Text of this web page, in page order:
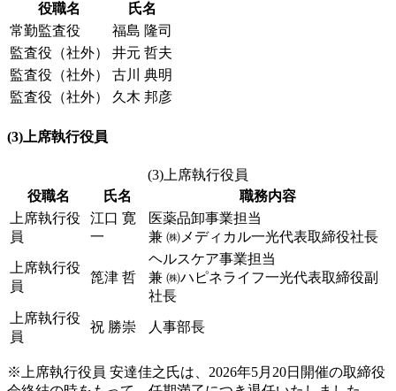
役職名
氏名
常勤監査役
福島 隆司
監査役（社外）
井元 哲夫
監査役（社外）
古川 典明
監査役（社外）
久木 邦彦
(3)上席執行役員
(3)上席執行役員
役職名
氏名
職務内容
上席執行役
員
江口 寛
一
医薬品卸事業担当
兼 ㈱メディカル一光代表取締役社長
上席執行役
員
箆津 哲
ヘルスケア事業担当
兼 ㈱ハピネライフ一光代表取締役副
社長
上席執行役
員
祝 勝崇 人事部長
※上席執行役員 安達佳之氏は、2026年5月20日開催の取締役